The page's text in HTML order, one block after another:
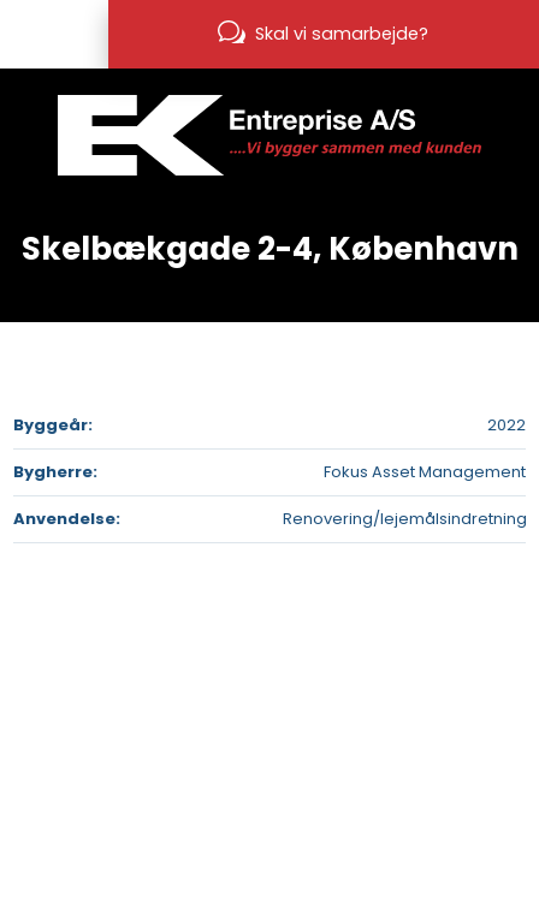
Skal vi samarbejde?
Skelbækgade 2-4, København
Byggeår​: ​2022
Bygherre:​ Fokus Asset Management
Anvendelse: Renovering/lejemålsindretning